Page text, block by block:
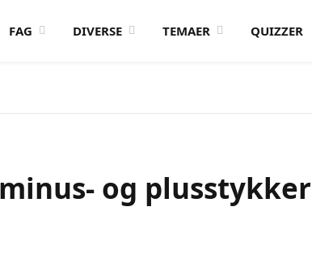
FAG DIVERSE TEMAER QUIZZER
og plusstykker